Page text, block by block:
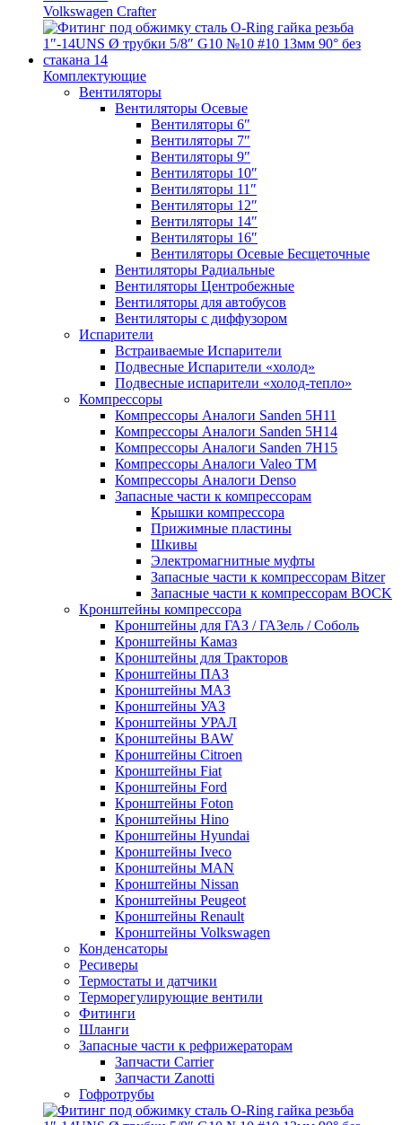
Volkswagen Crafter
Комплектующие
Вентиляторы
Вентиляторы Осевые
Вентиляторы 6″
Вентиляторы 7″
Вентиляторы 9″
Вентиляторы 10″
Вентиляторы 11″
Вентиляторы 12″
Вентиляторы 14″
Вентиляторы 16″
Вентиляторы Осевые Бесщеточные
Вентиляторы Радиальные
Вентиляторы Центробежные
Вентиляторы для автобусов
Вентиляторы с диффузором
Испарители
Встраиваемые Испарители
Подвесные Испарители «холод»
Подвесные испарители «холод-тепло»
Компрессоры
Компрессоры Аналоги Sanden 5H11
Компрессоры Аналоги Sanden 5H14
Компрессоры Аналоги Sanden 7H15
Компрессоры Аналоги Valeo ТМ
Компрессоры Аналоги Denso
Запасные части к компрессорам
Крышки компрессора
Прижимные пластины
Шкивы
Электромагнитные муфты
Запасные части к компрессорам Bitzer
Запасные части к компрессорам BOCK
Кронштейны компрессора
Кронштейны для ГАЗ / ГАЗель / Соболь
Кронштейны Камаз
Кронштейны для Тракторов
Кронштейны ПАЗ
Кронштейны МАЗ
Кронштейны УАЗ
Кронштейны УРАЛ
Кронштейны BAW
Кронштейны Citroen
Кронштейны Fiat
Кронштейны Ford
Кронштейны Foton
Кронштейны Hino
Кронштейны Hyundai
Кронштейны Iveco
Кронштейны MAN
Кронштейны Nissan
Кронштейны Peugeot
Кронштейны Renault
Кронштейны Volkswagen
Конденсаторы
Ресиверы
Термостаты и датчики
Терморегулирующие вентили
Фитинги
Шланги
Запасные части к рефрижераторам
Запчасти Carrier
Запчасти Zanotti
Гофротрубы